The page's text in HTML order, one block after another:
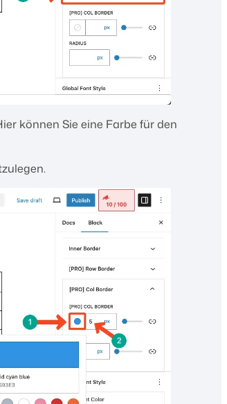
können Sie eine Farbe für den